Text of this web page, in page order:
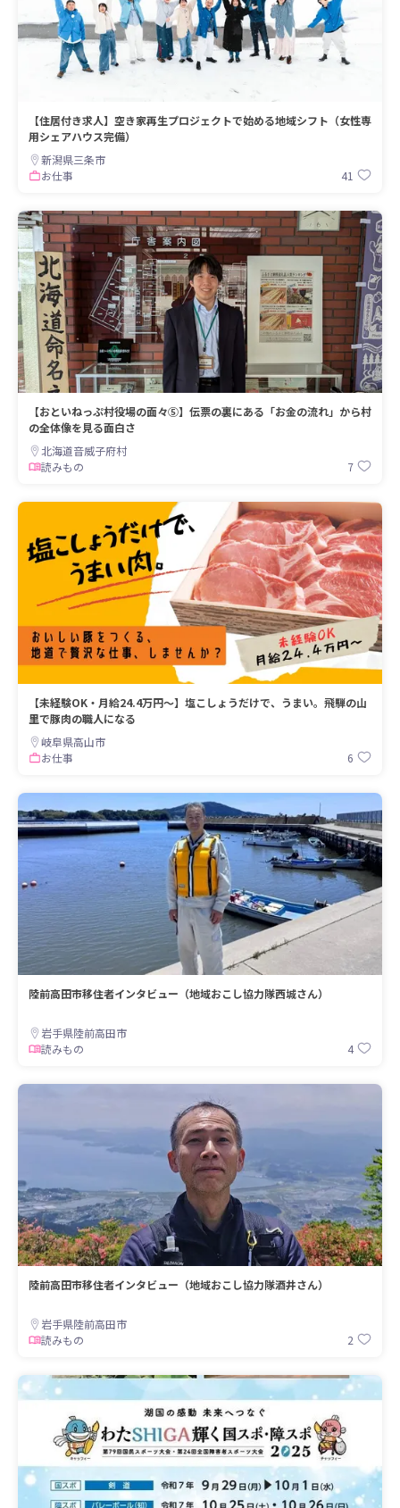
【住居付き求人】空き家再生プロジェクトで始める地域シフト（女性専
用シェアハウス完備）
新潟県三条市
お仕事
41
【おといねっぷ村役場の面々⑤】伝票の裏にある「お金の流れ」から村
の全体像を見る面白さ
北海道音威子府村
読みもの
7
【未経験OK・月給24.4万円〜】塩こしょうだけで、うまい。飛騨の山
里で豚肉の職人になる
岐阜県高山市
お仕事
6
陸前高田市移住者インタビュー（地域おこし協力隊西城さん）
岩手県陸前高田市
読みもの
4
陸前高田市移住者インタビュー（地域おこし協力隊酒井さん）
岩手県陸前高田市
読みもの
2